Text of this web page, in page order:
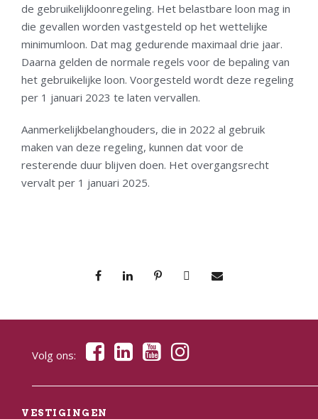
de gebruikelijkloonregeling. Het belastbare loon mag in
die gevallen worden vastgesteld op het wettelijke
minimumloon. Dat mag gedurende maximaal drie jaar.
Daarna gelden de normale regels voor de bepaling van
het gebruikelijke loon. Voorgesteld wordt deze regeling
per 1 januari 2023 te laten vervallen.
Aanmerkelijkbelanghouders, die in 2022 al gebruik
maken van deze regeling, kunnen dat voor de
resterende duur blijven doen. Het overgangsrecht
vervalt per 1 januari 2025.
Volg ons:
VESTIGINGEN